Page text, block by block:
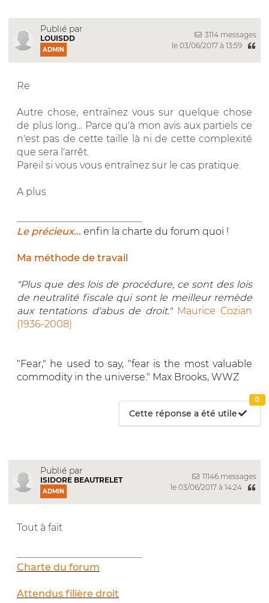
Publié par
LOUISDD
ADMIN
3114 messages
le 03/06/2017 à 13:59
Re
Autre chose, entraînez vous sur quelque chose
de plus long... Parce qu'à mon avis aux partiels ce
n'est pas de cette taille là ni de cette complexité
que sera l'arrêt.
Pareil si vous vous entraînez sur le cas pratique.
A plus
Le précieux... enfin la charte du forum quoi !
Ma méthode de travail
"Plus que des lois de procédure, ce sont des lois
de neutralité fiscale qui sont le meilleur remède
aux tentations d'abus de droit." Maurice Cozian
(1936-2008)
"Fear," he used to say, "fear is the most valuable
commodity in the universe." Max Brooks, WWZ
Cette réponse a été utile
0
Publié par
ISIDORE BEAUTRELET
ADMIN
11146 messages
le 03/06/2017 à 14:24
Tout à fait
Charte du forum
Attendus filière droit